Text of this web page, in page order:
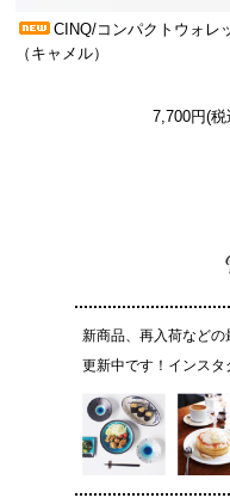
CINQ/コンパクトウォレ
（キャメル）
7,700円(税
新商品、再入荷など
更新中です！インスタ